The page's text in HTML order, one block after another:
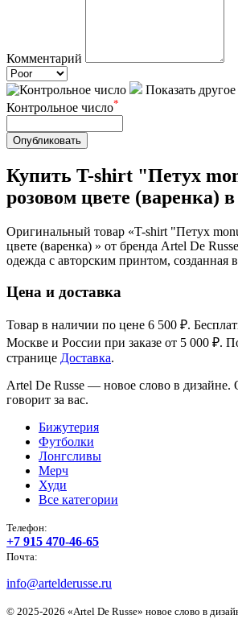
Комментарий
Показать
Контрольное число*
Опубликовать
Купить T-shirt "Петух
розовом цвете (варенка)
Оригинальный товар «T-shirt "Петух
цвете (варенка) » от бренда Artel De
одежда с авторским принтом, созданная
Цена и доставка
Товар в наличии по цене 6 500 ₽.
Москве и России при заказе от 5 000 ₽.
странице Доставка.
Artel De Russe — новое слово в дизайне.
говорит за вас.
Бижутерия
Футболки
Лонгсливы
Мерч
Худи
Все категории
Телефон:
+7 915 470-46-65
Почта:
info@artelderusse.ru
© 2025-2026 «Artel De Russe» новое слово в